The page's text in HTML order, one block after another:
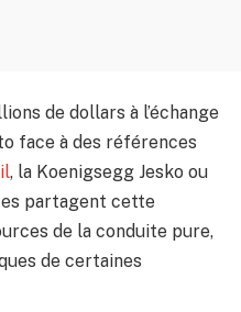
de dollars à l’échange
face à des références
, la Koenigsegg Jesko ou
partagent cette
de la conduite pure,
de certaines